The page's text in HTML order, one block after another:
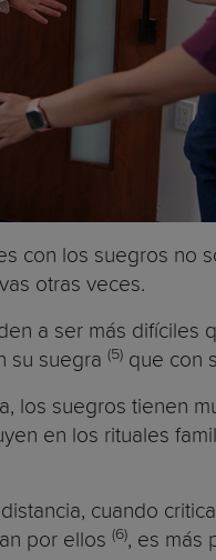
con los suegros
otras veces.
a ser más
su suegra (5) que con
los suegros tienen
en los rituales
cuando
por ellos (6), es más